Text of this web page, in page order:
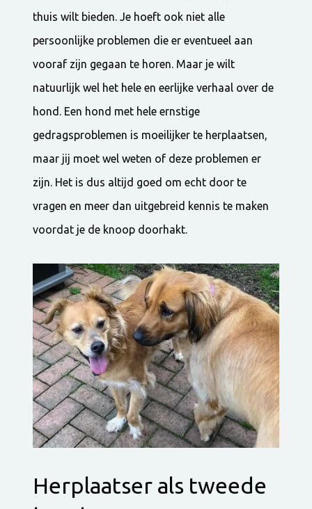
thuis wilt bieden. Je hoeft ook niet alle
persoonlijke problemen die er eventueel aan
vooraf zijn gegaan te horen. Maar je wilt
natuurlijk wel het hele en eerlijke verhaal over de
hond. Een hond met hele ernstige
gedragsproblemen is moeilijker te herplaatsen,
maar jij moet wel weten of deze problemen er
zijn. Het is dus altijd goed om echt door te
vragen en meer dan uitgebreid kennis te maken
voordat je de knoop doorhakt.
Herplaatser als tweede